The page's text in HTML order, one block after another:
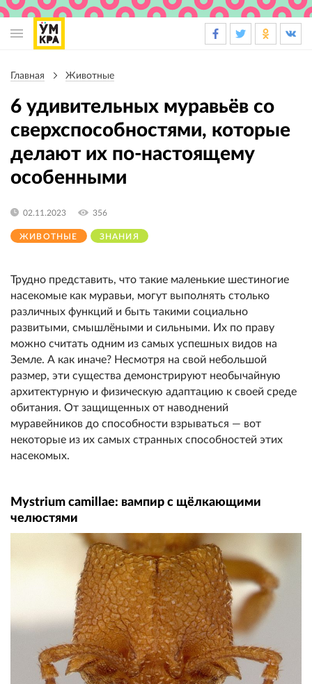
навигация
навигации
Главная Животные
6 удивительных муравьёв со
сверхспособностями, которые
делают их по-настоящему
особенными
ЖИВОТНЫЕ ЗНАНИЯ
02.11.2023 356
Трудно представить, что такие маленькие шестиногие
насекомые как муравьи, могут выполнять столько
различных функций и быть такими социально
развитыми, смышлёными и сильными. Их по праву
можно считать одним из самых успешных видов на
Земле. А как иначе? Несмотря на свой небольшой
размер, эти существа демонстрируют необычайную
архитектурную и физическую адаптацию к своей среде
обитания. От защищенных от наводнений
муравейников до способности взрываться — вот
некоторые из их самых странных способностей этих
насекомых.
Mystrium camillae: вампир с щёлкающими
челюстями